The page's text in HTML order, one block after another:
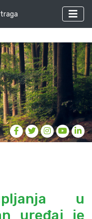
u
uređaj je